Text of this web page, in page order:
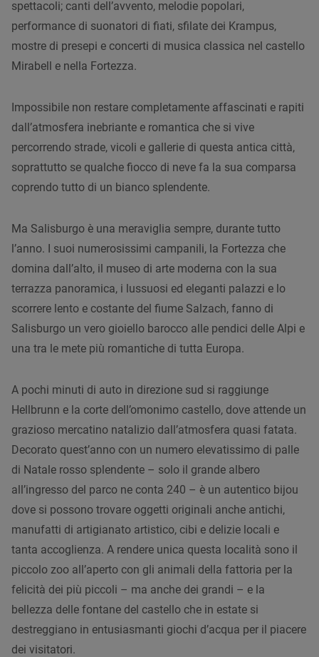
spettacoli; canti dell’avvento, melodie popolari,
performance di suonatori di fiati, sfilate dei Krampus,
mostre di presepi e concerti di musica classica nel castello
Mirabell e nella Fortezza.
Impossibile non restare completamente affascinati e rapiti
dall’atmosfera inebriante e romantica che si vive
percorrendo strade, vicoli e gallerie di questa antica città,
soprattutto se qualche fiocco di neve fa la sua comparsa
coprendo tutto di un bianco splendente.
Ma Salisburgo è una meraviglia sempre, durante tutto
l’anno. I suoi numerosissimi campanili, la Fortezza che
domina dall’alto, il museo di arte moderna con la sua
terrazza panoramica, i lussuosi ed eleganti palazzi e lo
scorrere lento e costante del fiume Salzach, fanno di
Salisburgo un vero gioiello barocco alle pendici delle Alpi e
una tra le mete più romantiche di tutta Europa.
A pochi minuti di auto in direzione sud si raggiunge
Hellbrunn e la corte dell’omonimo castello, dove attende un
grazioso mercatino natalizio dall’atmosfera quasi fatata.
Decorato quest’anno con un numero elevatissimo di palle
di Natale rosso splendente – solo il grande albero
all’ingresso del parco ne conta 240 – è un autentico bijou
dove si possono trovare oggetti originali anche antichi,
manufatti di artigianato artistico, cibi e delizie locali e
tanta accoglienza. A rendere unica questa località sono il
piccolo zoo all’aperto con gli animali della fattoria per la
felicità dei più piccoli – ma anche dei grandi – e la
bellezza delle fontane del castello che in estate si
destreggiano in entusiasmanti giochi d’acqua per il piacere
dei visitatori.